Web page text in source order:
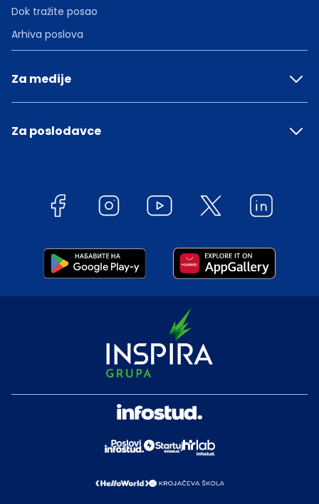
Dok tražite posao
Arhiva poslova
Za medije
Za poslodavce